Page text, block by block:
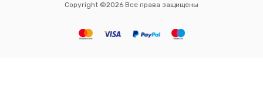
Copyright ©2026 Все права защищены